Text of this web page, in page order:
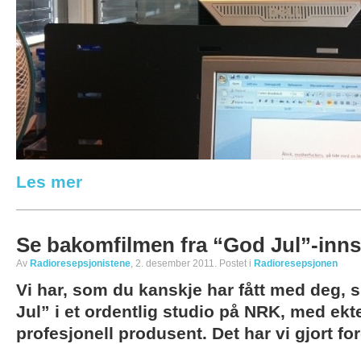
Les mer
Se bakomfilmen fra “God Jul”-
Av Radioresepsjonistene, 2. desember 2011. Postet i Radioresepsjonen
Vi har, som du kanskje har fått med deg,
Jul” i et ordentlig studio på NRK, med
profesjonell produsent. Det har vi gjort